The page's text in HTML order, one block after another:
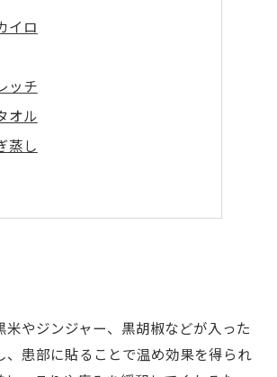
イロ
ッチ
オル
蒸し
米やジンジャー、黒胡椒などが入った
、患部に貼ることで温め効果を得られ